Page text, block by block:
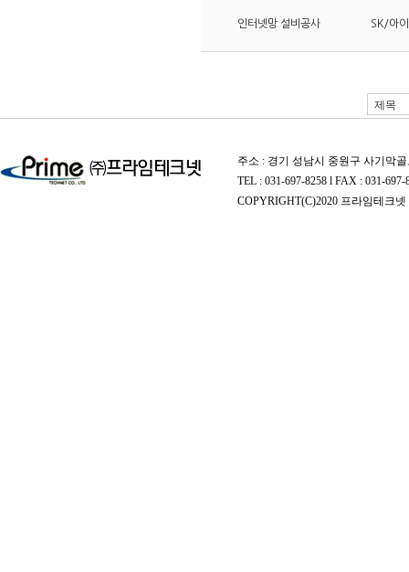
인터넷망 설비공사 SK/아
주소 : 경기 성남시 중원구 사기막
TEL : 031-697-8258 l FAX : 031-697-
COPYRIGHT(C)2020 프라임테크